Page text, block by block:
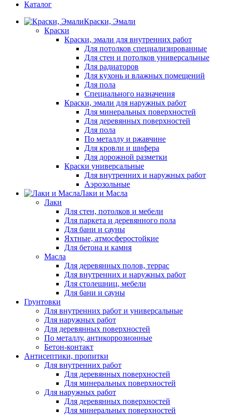
Каталог
Краски, Эмали
Краски
Краски, эмали для внутренних работ
Для потолков специализированные
Для стен и потолков универсальные
Для радиаторов
Для кухонь и влажных помещений
Для пола
Специального назначения
Краски, эмали для наружных работ
Для минеральных поверхностей
Для деревянных поверхностей
Для пола
По металлу и ржавчине
Для кровли и шифера
Для дорожной разметки
Краски универсальные
Для внутренних и наружных работ
Аэрозольные
Лаки и Масла
Лаки
Для стен, потолков и мебели
Для паркета и деревянного пола
Для бани и сауны
Яхтные, атмосферостойкие
Для бетона и камня
Масла
Для деревянных полов, террас
Для внутренних и наружных работ
Для столешниц, мебели
Для бани и сауны
Грунтовки
Для внутренних работ и универсальные
Для наружных работ
Для деревянных поверхностей
По металлу, антикоррозионные
Бетон-контакт
Антисептики, пропитки
Для внутренних работ
Для деревянных поверхностей
Для минеральных поверхностей
Для наружных работ
Для деревянных поверхностей
Для минеральных поверхностей